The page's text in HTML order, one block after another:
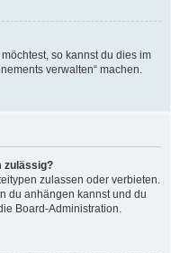
so kannst du dies im
verwalten“ machen.
zulässig?
zulassen oder verbieten.
du anhängen kannst und du
Board-Administration.